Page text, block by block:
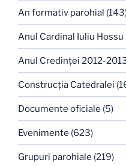
An formativ parohial
Anul Cardinal Iuliu Hossu
Anul Credinţei 2012-
Construcţia Catedralei
Documente oficiale (5)
Evenimente (623)
Grupuri parohiale (219)